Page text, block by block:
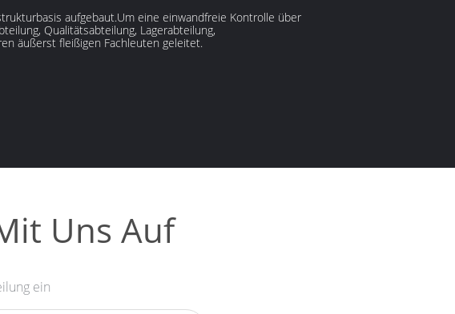
aufgebaut.Um eine einwandfreie Kontrolle über
Qualitätsabteilung, Lagerabteilung,
äußerst fleißigen Fachleuten geleitet.
Uns Auf
ein